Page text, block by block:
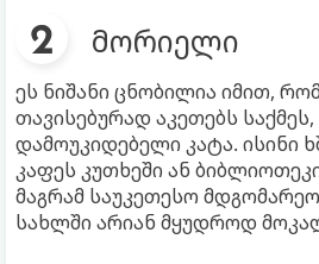
მორიელი
ეს ნიშანი ცნობილია იმით,
თავისებურად აკეთებს
დამოუკიდებელი კატა. ისინი
კაფეს კუთხეში ან
მაგრამ საუკეთესო
სახლში არიან მყუდროდ